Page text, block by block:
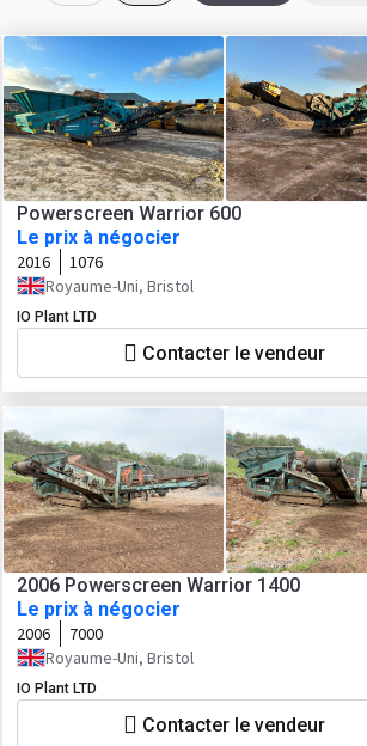
Powerscreen Warrior 600
Le prix à négocier
2016
1076
Royaume-Uni, Bristol
IO Plant LTD
Contacter le vendeur
2006 Powerscreen Warrior 1400
Le prix à négocier
2006
7000
Royaume-Uni, Bristol
IO Plant LTD
Contacter le vendeur